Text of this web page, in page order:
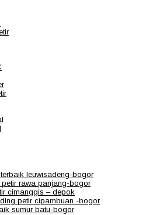
leuwisadeng-bogor
rawa panjang-bogor
cimanggis – depok
petir cipambuan -bogor
sumur batu-bogor